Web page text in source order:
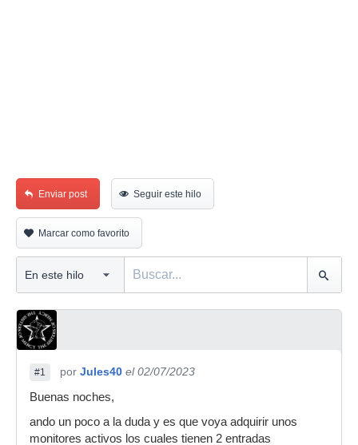
Enviar post Seguir este hilo
Marcar como favorito
#1 por Jules40 el 02/07/2023
Buenas noches,
ando un poco a la duda y es que voya adquirir unos
monitores activos los cuales tienen 2 entradas